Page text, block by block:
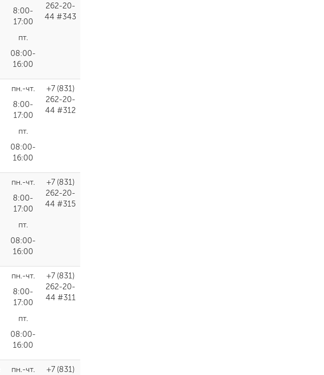
8:00-
17:00
пт.
08:00-
16:00
262-20-
44 #343
пн.-чт.
8:00-
17:00
пт.
08:00-
16:00
+7 (831)
262-20-
44 #312
пн.-чт.
8:00-
17:00
пт.
08:00-
16:00
+7 (831)
262-20-
44 #315
пн.-чт.
8:00-
17:00
пт.
08:00-
16:00
+7 (831)
262-20-
44 #311
пн.-чт.
+7 (831)